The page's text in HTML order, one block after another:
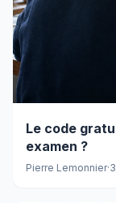
Le code
examen ?
Pierre Lemonnier·